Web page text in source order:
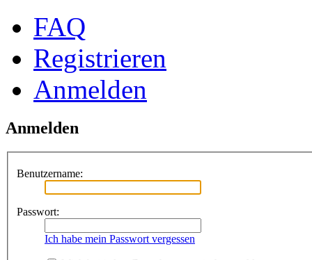
FAQ
Registrieren
Anmelden
Anmelden
Benutzername:
Passwort:
Ich habe mein Passwort vergessen